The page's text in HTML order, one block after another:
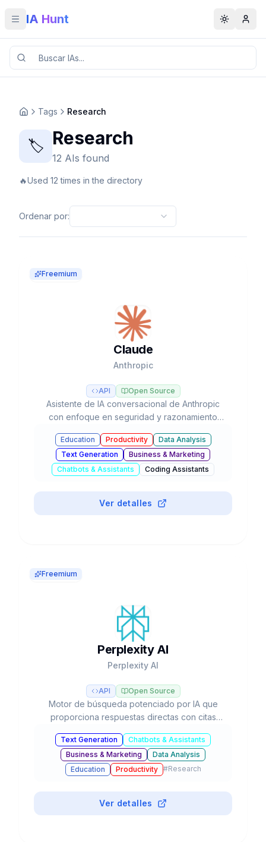
Toggle menu
IA Hunt Toggle
Tags Research
🏷️ Research
12 AIs found
🔥Used 12 times in the directory
Ordenar por:
Freemium
Claude
Anthropic
API Open Source
Asistente de IA conversacional de Anthropic
con enfoque en seguridad y razonamiento
flujos de trabajo agénticos con modelos Opus,
Sonnet y Haiku.
Education Productivity
Data Analysis
Text Generation
Business & Marketing
Chatbots & Assistants
Coding Assistants
Ver detalles
Freemium
Perplexity AI
Perplexity AI
API Open Source
Motor de búsqueda potenciado por IA que
proporciona respuestas directas con citas
automatizada y acceso a múltiples modelos LLM
como GPT-5, Claude y Gemini.
Text Generation
Chatbots & Assistants
Business & Marketing
Data Analysis
Education
Productivity #Research
Ver detalles